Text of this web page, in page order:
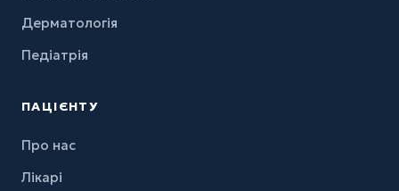
Дерматологія
Педіатрія
ПАЦІЄНТУ
Про нас
Лікарі